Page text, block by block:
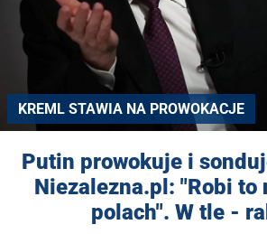
KREML STAWIA NA PROWOKACJE
Putin prowokuje i
Niezalezna.pl: "Robi to
polach". W tle -